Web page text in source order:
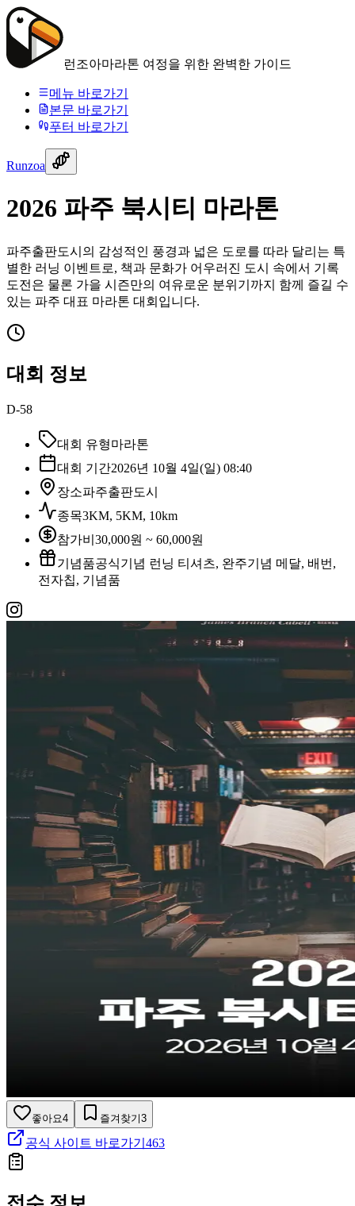
런조아마라톤 여정을 위한 완벽한 가이드
메뉴 바로가기
본문 바로가기
푸터 바로가기
Runzoa
2026 파주 북시티 마라톤
파주출판도시의 감성적인 풍경과 넓은 도로를 따라 달리는 특
별한 러닝 이벤트로, 책과 문화가 어우러진 도시 속에서 기록
도전은 물론 가을 시즌만의 여유로운 분위기까지 함께 즐길 수
있는 파주 대표 마라톤 대회입니다.
대회 정보
D-58
대회 유형마라톤
대회 기간2026년 10월 4일(일) 08:40
장소파주출판도시
종목3KM, 5KM, 10km
참가비 30,000원 ~ 60,000원
기념품공식기념 런닝 티셔츠, 완주기념 메달, 배번,
전자칩, 기념품
좋아요4 즐겨찾기3
공식 사이트 바로가기 463